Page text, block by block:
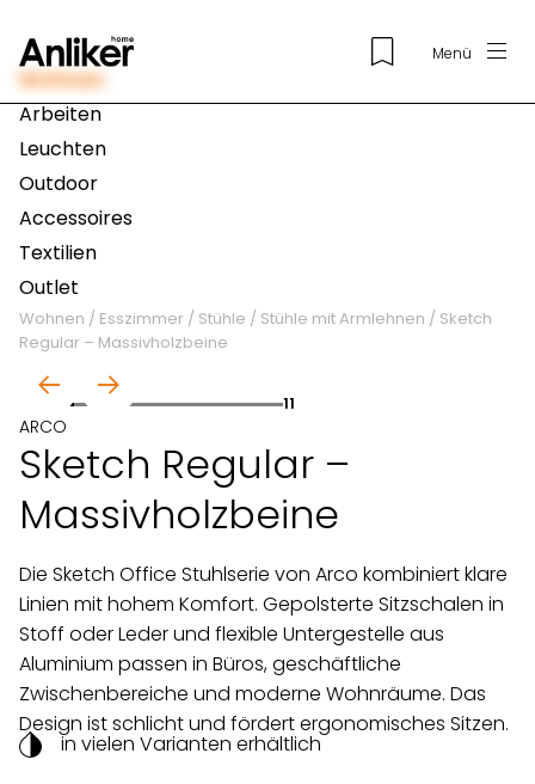
Menü
Wohnen
Arbeiten
Leuchten
Outdoor
Accessoires
Textilien
Outlet
Wohnen / Esszimmer / Stühle / Stühle mit Armlehnen / Sketch
Regular – Massivholzbeine
11
ARCO
Sketch Regular –
Massivholzbeine
Die Sketch Office Stuhlserie von Arco kombiniert klare
Linien mit hohem Komfort. Gepolsterte Sitzschalen in
Stoff oder Leder und flexible Untergestelle aus
Aluminium passen in Büros, geschäftliche
Zwischenbereiche und moderne Wohnräume. Das
Design ist schlicht und fördert ergonomisches Sitzen.
in vielen Varianten erhältlich